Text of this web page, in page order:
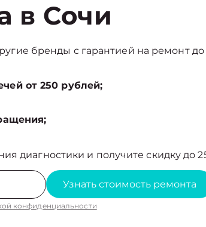
в Сочи
бренды с гарантией на ремонт до
от 250 рублей;
диагностики и получите скидку до
Узнать стоимость ремонта
конфиденциальности